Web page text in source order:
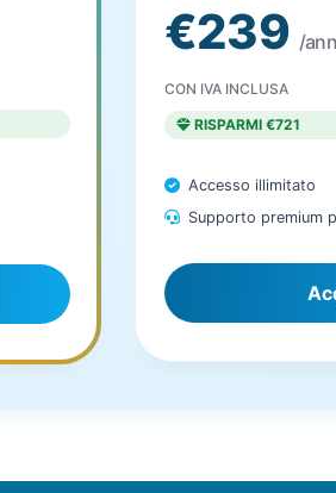
€239 /
CON IVA INCLUSA
RISPARMI €721
Accesso illimitato
Supporto premium